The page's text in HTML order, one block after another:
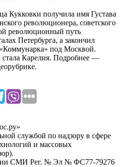
Кукковки получила имя Густава
революционера, советского
революционный путь
Петербурга, а закончил
под Москвой.
Карелия. Подробнее —
службой по надзору в сфере
и массовых
СМИ Рег. № Эл № ФС77-79276